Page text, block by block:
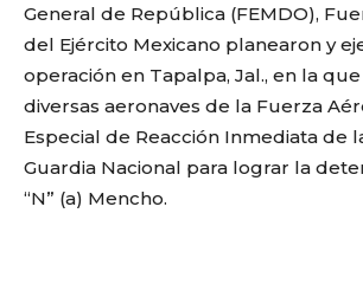
General de República (FEMDO),
del Ejército Mexicano planearon y
operación en Tapalpa, Jal., en la
diversas aeronaves de la Fuerza
Especial de Reacción Inmediata de
Guardia Nacional para lograr la
“N” (a) Mencho.